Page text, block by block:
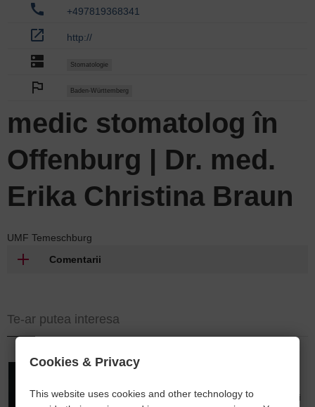
call +497819368341
open_in_new http://
dns Stomatologie
outlined_flag Baden-Württemberg
medic stomatolog în
Offenburg | Dr. med.
Erika Christina Braun
UMF Temeschburg
Comentarii
Te-ar putea interesa
Andrea Din – Consultant financiar și asigurăti
Soluții integrate pentru credite imobiliare, asigurări și
Cookies & Privacy
This website uses cookies and other technology to